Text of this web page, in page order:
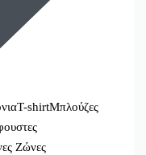
T-shirtΜπλούζες
Ζώνες